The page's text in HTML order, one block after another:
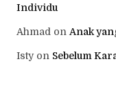
Individu
Ahmad on Anak
Istyon Sebelum